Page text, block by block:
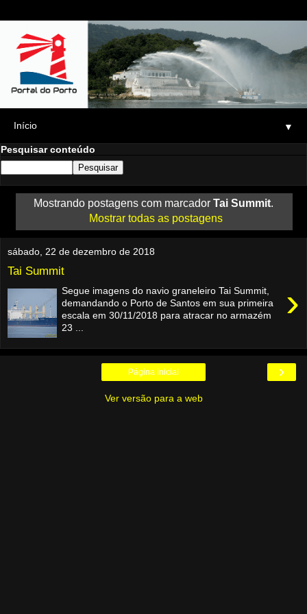
▼
Pesquisar conteúdo
Mostrando postagens com marcador Tai Summit.
Mostrar todas as postagens
sábado, 22 de dezembro de 2018
Tai Summit
›
Segue imagens do navio graneleiro Tai Summit,
demandando o Porto de Santos em sua primeira
escala em 30/11/2018 para atracar no armazém
23 ...
›
Página inicial
Ver versão para a web